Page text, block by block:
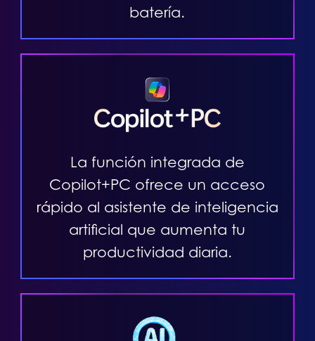
batería.
La función integrada de
Copilot+PC ofrece un acceso
rápido al asistente de inteligencia
artificial que aumenta tu
productividad diaria.